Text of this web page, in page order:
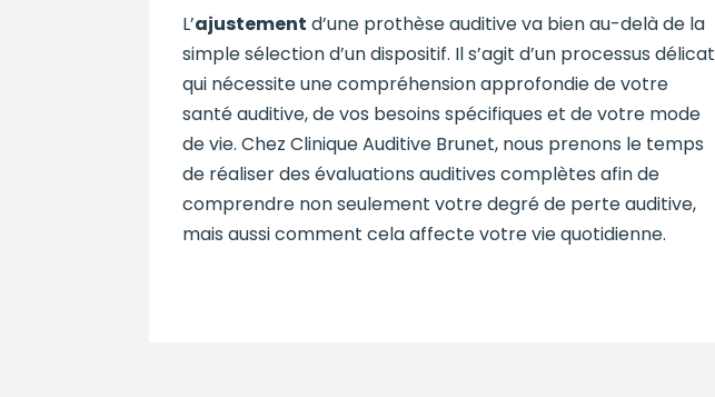
L’ajustement d’une prothèse auditive va bien au-delà de la
simple sélection d’un dispositif. Il s’agit d’un processus délicat
qui nécessite une compréhension approfondie de votre
santé auditive, de vos besoins spécifiques et de votre mode
de vie. Chez Clinique Auditive Brunet, nous prenons le temps
de réaliser des évaluations auditives complètes afin de
comprendre non seulement votre degré de perte auditive,
mais aussi comment cela affecte votre vie quotidienne.